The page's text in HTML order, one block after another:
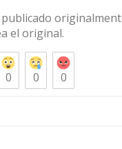
el original.
0 0 0